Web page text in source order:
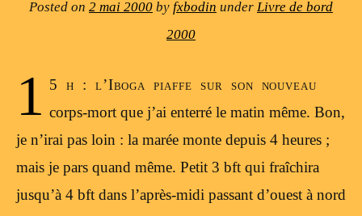
Posted on 2 mai 2000 by fxbodin under Livre de bord
2000
1 5 h : l’Iboga piaffe sur son nouveau
corps-mort que j’ai enterré le matin même. Bon,
je n’irai pas loin : la marée monte depuis 4 heures ;
mais je pars quand même. Petit 3 bft qui fraîchira
jusqu’à 4 bft dans l’après-midi passant d’ouest à nord